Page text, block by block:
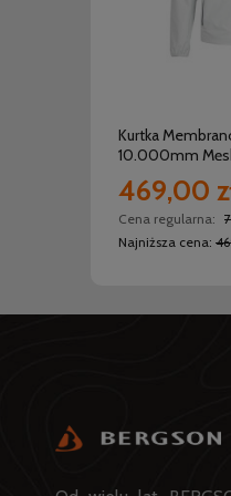
Kurtka
10.000mm
469,00
Cena regularna:
Najniższa cena:
do